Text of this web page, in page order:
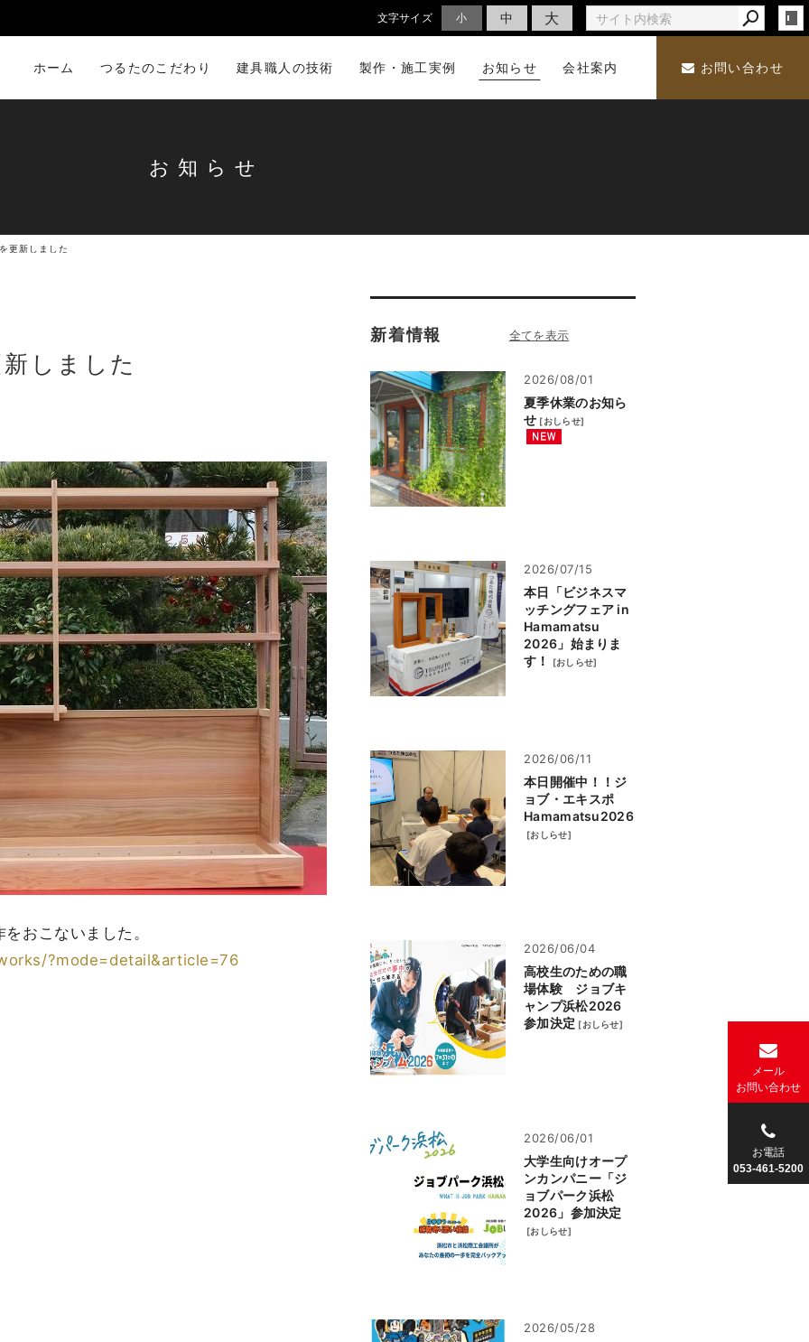
文字サイズ 小 中 大
ホーム つるたのこだわり 建具職人の技術 製作・施工実例 お知らせ 会社案内 お問い合わせ
メール
お問い合わせ
お電話
053-461-5200
お知らせ
更新しました
しました
をおこないました。
?mode=detail&article=76
新着情報
2026/08/01
夏季休業のお知ら
せ [おしらせ]
2026/07/15
本日「ビジネスマ
ッチングフェア in
Hamamatsu
2026」始まりま
す！
[おしらせ]
2026/06/11
本日開催中！！ジ
ョブ・エキスポ
Hamamatsu2026
[おしらせ]
2026/06/04
高校生のための職
場体験 ジョブキ
ャンプ浜松2026
参加決定 [おしらせ]
2026/06/01
大学生向けオープ
ンカンパニー「ジ
ョブパーク浜松
2026」参加決定
[おしらせ]
2026/05/28